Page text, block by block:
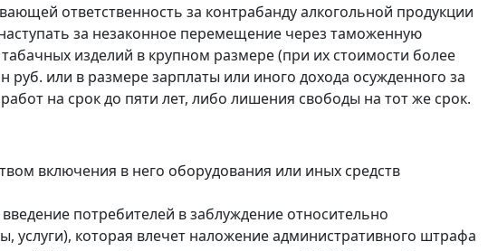
ответственность за контрабанду алкогольной продукции
за незаконное перемещение через таможенную
изделий в крупном размере (при их стоимости более
или в размере зарплаты или иного дохода осужденного за
на срок до пяти лет, либо лишения свободы на тот же срок.
включения в него оборудования или иных средств
потребителей в заблуждение относительно
услуги), которая влечет наложение административного штрафа